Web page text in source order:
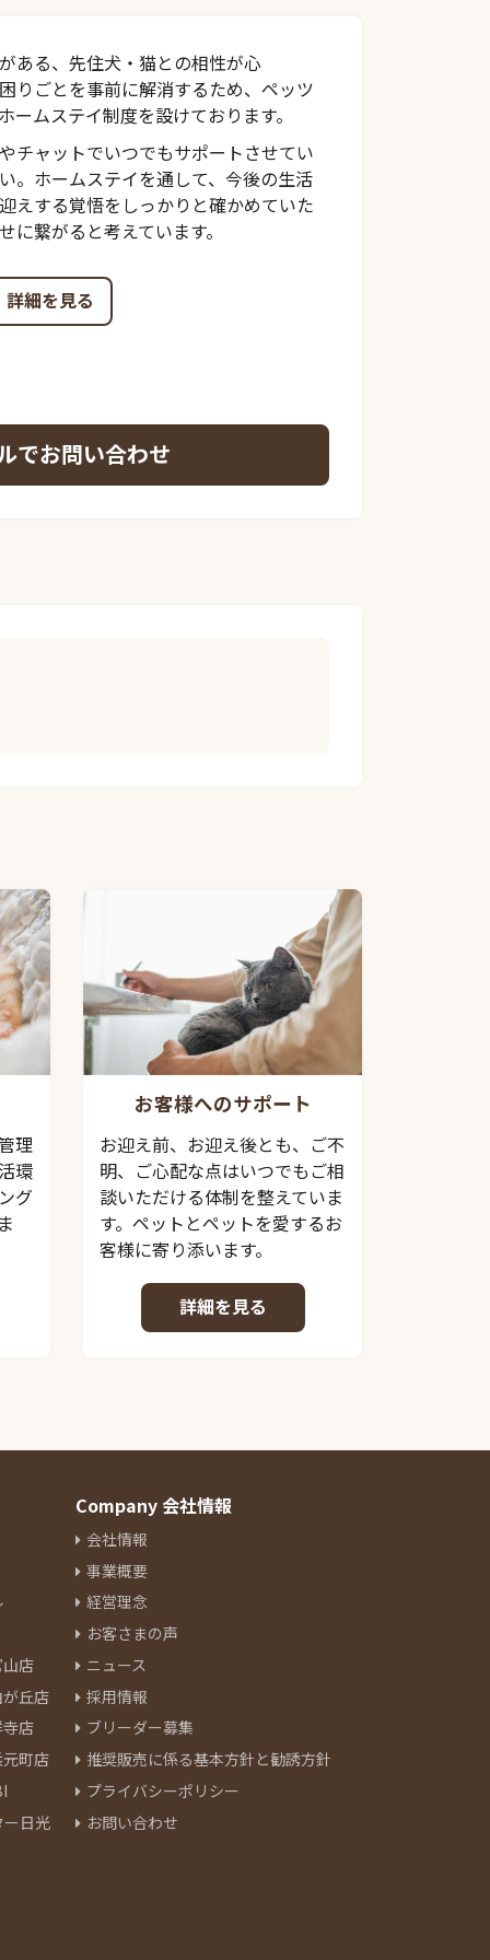
ある、先住犬・猫との相性が心
りごとを事前に解消するため、ペッツ
ムステイ制度を設けております。
チャットでいつでもサポートさせてい
。ホームステイを通して、今後の生活
えする覚悟をしっかりと確かめていた
繋がると考えています。
詳細を見る
でお問い合わせ
理
環
グ
お客様へのサポート
お迎え前、お迎え後とも、ご不
明、ご心配な点はいつでもご相
談いただける体制を整えていま
す。ペットとペットを愛するお
客様に寄り添います。
詳細を見る
店
丘店
店
町店
日光
Company 会社情報
会社情報
事業概要
経営理念
お客さまの声
ニュース
採用情報
ブリーダー募集
推奨販売に係る基本方針と勧誘方針
プライバシーポリシー
お問い合わせ